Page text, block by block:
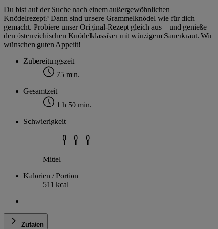
Du bist auf der Suche nach einem außergewöhnlichen
Knödelrezept? Dann sind unsere Grammelknödel wie für dich
gemacht. Probiere unser Original-Rezept gleich aus – und genieße
den österreichischen Knödelklassiker mit würzigem Sauerkraut. Wir
wünschen guten Appetit!
Zubereitungszeit
75 min.
Gesamtzeit
1 h 50 min.
Schwierigkeit
Mittel
Kalorien / Portion
511 kcal
Zutaten